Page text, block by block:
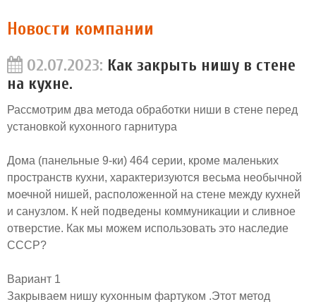
Новости компании
02.07.2023: Как закрыть нишу в стене
на кухне.
Рассмотрим два метода обработки ниши в стене перед
установкой кухонного гарнитура
Дома (панельные 9-ки) 464 серии, кроме маленьких
пространств кухни, характеризуются весьма необычной
моечной нишей, расположенной на стене между кухней
и санузлом. К ней подведены коммуникации и сливное
отверстие. Как мы можем использовать это наследие
СССР?
Вариант 1
Закрываем нишу кухонным фартуком .Этот метод